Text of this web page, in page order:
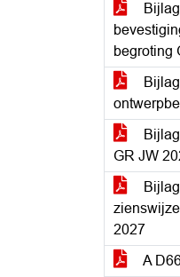
begroting
GR JW
2027
A